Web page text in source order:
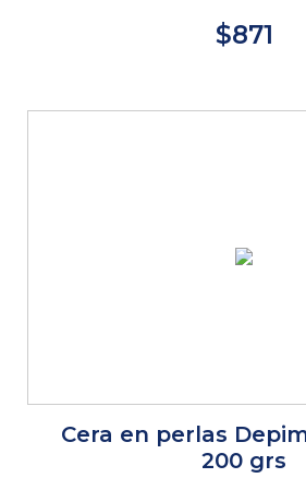
$871
Cera en perlas
200 grs